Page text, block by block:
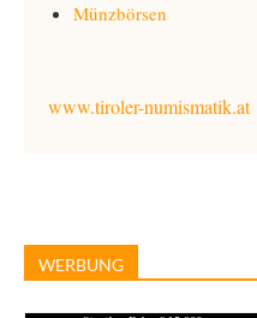
Münzbörsen
www.tiroler-numismatik.at
WERBUNG